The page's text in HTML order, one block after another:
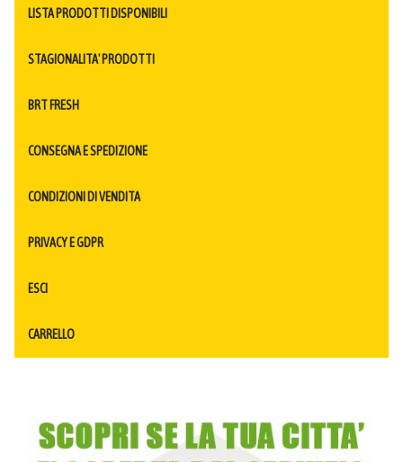
LISTA PRODOTTI DISPONIBILI
STAGIONALITA' PRODOTTI
BRT FRESH
CONSEGNA E SPEDIZIONE
CONDIZIONI DI VENDITA
PRIVACY E GDPR
ESCI
CARRELLO